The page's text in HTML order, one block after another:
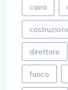
cava
costruzioni
direttore
fuoco